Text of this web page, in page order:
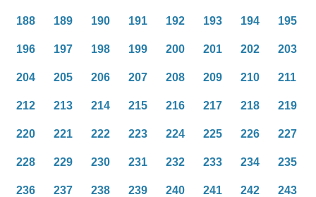
188 189 190 191 192 193 194 195
196 197 198 199 200 201 202 203
204 205 206 207 208 209 210 211
212 213 214 215 216 217 218 219
220 221 222 223 224 225 226 227
228 229 230 231 232 233 234 235
236 237 238 239 240 241 242 243